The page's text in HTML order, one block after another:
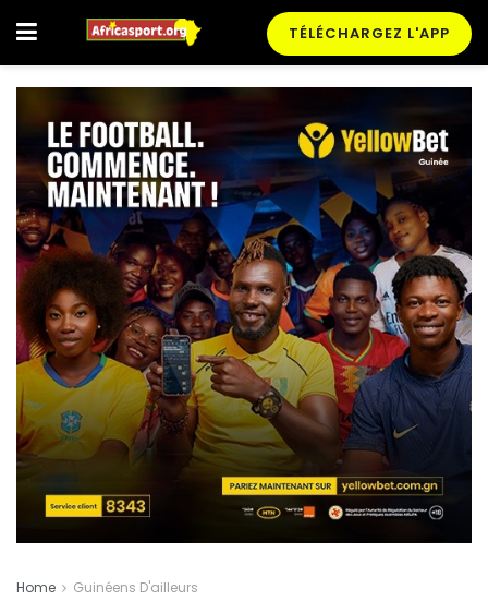
TÉLÉCHARGEZ L'APP
Home Guinéens D'ailleurs